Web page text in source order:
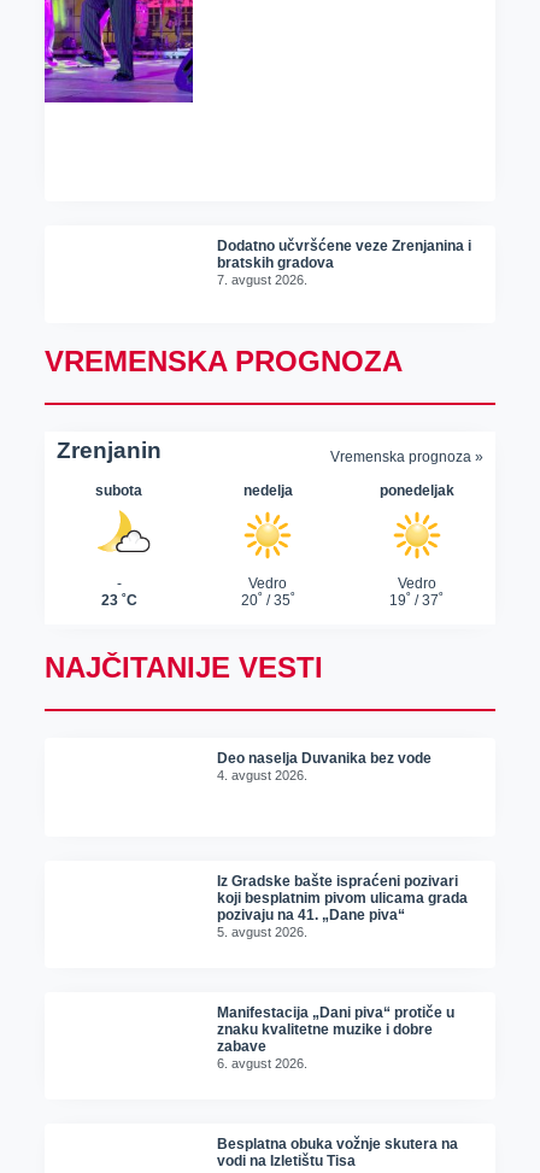
Dodatno učvršćene veze Zrenjanina i
bratskih gradova
7. avgust 2026.
VREMENSKA PROGNOZA
NAJČITANIJE VESTI
Deo naselja Duvanika bez vode
4. avgust 2026.
Iz Gradske bašte ispraćeni pozivari
koji besplatnim pivom ulicama grada
pozivaju na 41. „Dane piva“
5. avgust 2026.
Manifestacija „Dani piva“ protiče u
znaku kvalitetne muzike i dobre
zabave
6. avgust 2026.
Besplatna obuka vožnje skutera na
vodi na Izletištu Tisa